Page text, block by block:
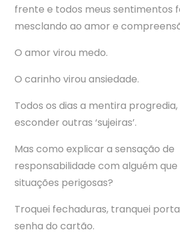
frente e todos meus sentimentos
mesclando ao amor e
O amor virou medo.
O carinho virou ansiedade.
Todos os dias a mentira
esconder outras ‘sujeiras’.
Mas como explicar a sensação de
responsabilidade com alguém
situações perigosas?
Troquei fechaduras, tranquei
senha do cartão.